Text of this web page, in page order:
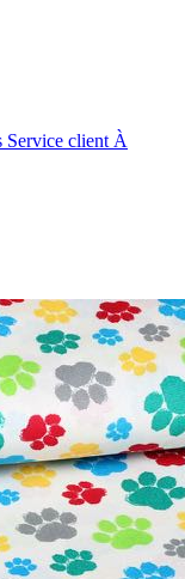
Service client À